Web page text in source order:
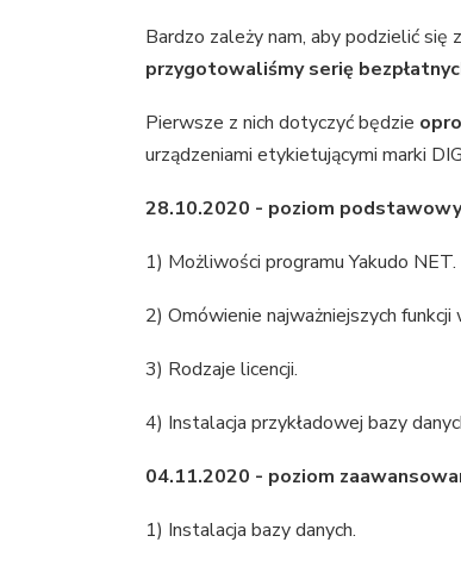
Bardzo zależy nam, aby podzielić
przygotowaliśmy serię
Pierwsze z nich dotyczyć będzie
urządzeniami etykietującymi marki
28.10.2020 - poziom podstawowy
1) Możliwości programu Yakudo NET.
2) Omówienie najważniejszych funkcji
3) Rodzaje licencji.
4) Instalacja przykładowej bazy
04.11.2020 - poziom
1) Instalacja bazy danych.